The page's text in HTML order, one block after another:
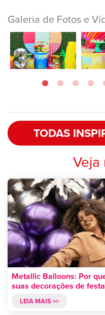
Galeria de Fotos e
TODAS
Veja
Metallic Balloons: Por
suas decorações de
LEIA MAIS >>